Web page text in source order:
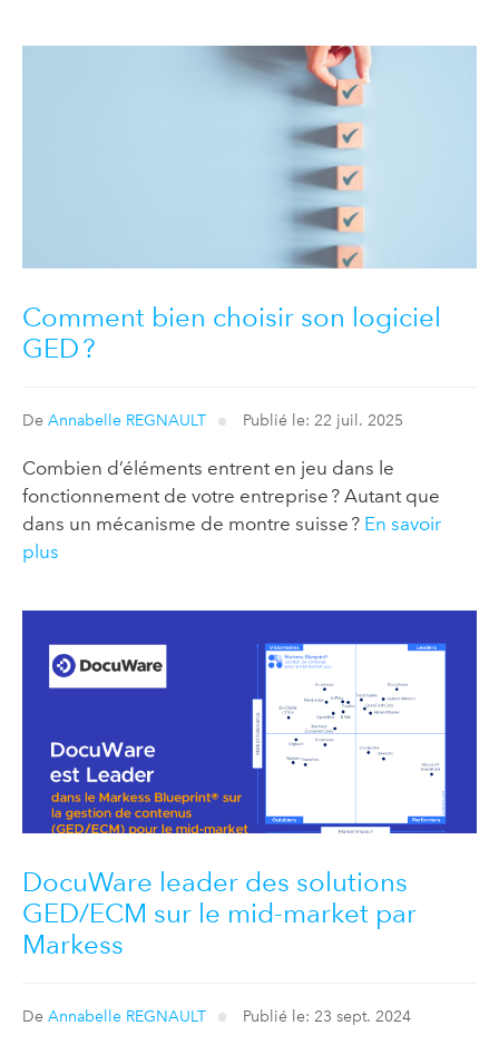
Comment bien choisir son logiciel
GED ?
De Annabelle REGNAULT Publié le: 22 juil. 2025
Combien d’éléments entrent en jeu dans le
fonctionnement de votre entreprise ? Autant que
dans un mécanisme de montre suisse ? En savoir
plus
DocuWare leader des solutions
GED/ECM sur le mid-market par
Markess
De Annabelle REGNAULT Publié le: 23 sept. 2024